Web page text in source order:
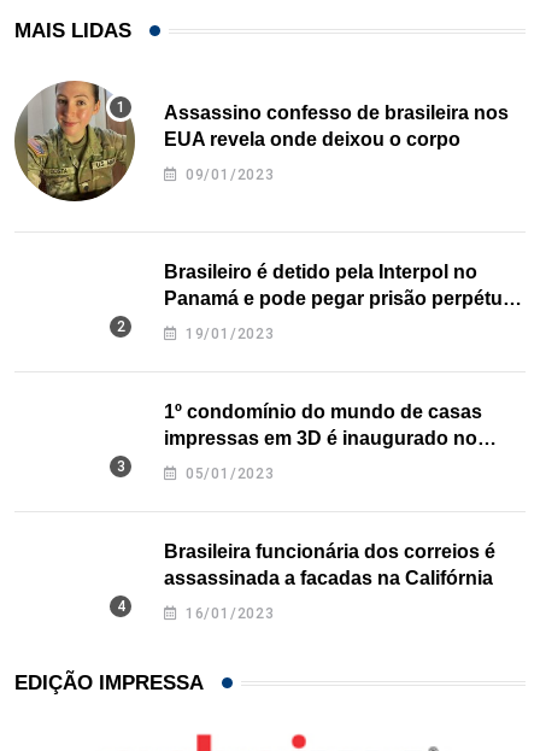
MAIS LIDAS
Assassino confesso de brasileira nos
EUA revela onde deixou o corpo
09/01/2023
Brasileiro é detido pela Interpol no
Panamá e pode pegar prisão perpétua
nos EUA
19/01/2023
1º condomínio do mundo de casas
impressas em 3D é inaugurado no
Texas
05/01/2023
Brasileira funcionária dos correios é
assassinada a facadas na Califórnia
16/01/2023
EDIÇÃO IMPRESSA